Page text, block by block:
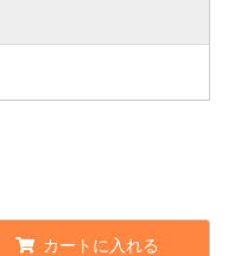
カートに入れる